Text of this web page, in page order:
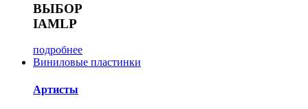
ВЫБОР
IAMLP
подробнее
Виниловые пластинки
Артисты